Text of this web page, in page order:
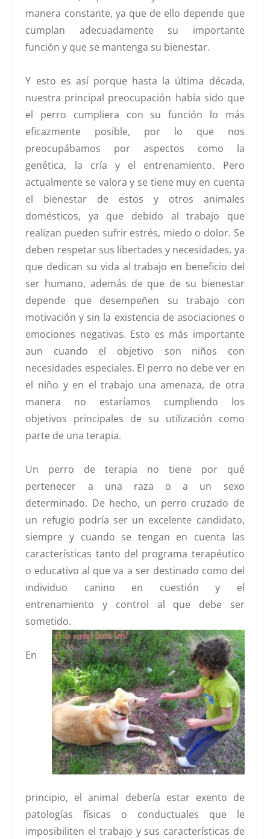
manera constante, ya que de ello depende que
cumplan adecuadamente su importante
función y que se mantenga su bienestar.
Y esto es así porque hasta la última década,
nuestra principal preocupación había sido que
el perro cumpliera con su función lo más
eficazmente posible, por lo que nos
preocupábamos por aspectos como la
genética, la cría y el entrenamiento. Pero
actualmente se valora y se tiene muy en cuenta
el bienestar de estos y otros animales
domésticos, ya que debido al trabajo que
realizan pueden sufrir estrés, miedo o dolor. Se
deben respetar sus libertades y necesidades, ya
que dedican su vida al trabajo en beneficio del
ser humano, además de que de su bienestar
depende que desempeñen su trabajo con
motivación y sin la existencia de asociaciones o
emociones negativas. Esto es más importante
aun cuando el objetivo son niños con
necesidades especiales. El perro no debe ver en
el niño y en el trabajo una amenaza, de otra
manera no estaríamos cumpliendo los
objetivos principales de su utilización como
parte de una terapia.
Un perro de terapia no tiene por qué
pertenecer a una raza o a un sexo
determinado. De hecho, un perro cruzado de
un refugio podría ser un excelente candidato,
siempre y cuando se tengan en cuenta las
características tanto del programa terapéutico
o educativo al que va a ser destinado como del
individuo canino en cuestión y el
entrenamiento y control al que debe ser
sometido.
En
principio, el animal debería estar exento de
patologías físicas o conductuales que le
imposibiliten el trabajo y sus características de